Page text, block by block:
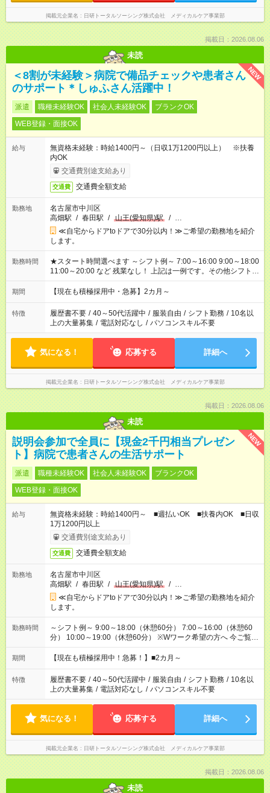
掲載元企業名 日研トータルソーシング株式会社 メディカルケア事業部
掲載日：2026.08.06
未読
NEW
＜8割が未経験＞病院で備品チェックや患者さん
のサポート＊しゅふさん活躍中！
派遣 職種未経験OK 社会人未経験OK
ブランクOK
WEB登録・面接OK
給与
無資格未経験：時給1400円～（日収1万1200円以上） ※扶養
内OK
交通費別途支給あり
交通費 交通費全額支給
勤務地
名古屋市中川区
高畑駅 / 春田駅 / 山王(愛知県)駅 / …
≪自宅からドアtoドアで30分以内！≫ご希望の勤務地を紹介
します。
勤務時間
★スタート時間選べます ～シフト例～ 7:00～16:00 9:00～18:00
11:00～20:00 など 残業なし！ 上記は一例です。その他シフトも
ご相談ください。 ※Wワークの場合当社と合わせて法定労働時
間が週40時間を超えなければOK
期間 【現在も積極採用中・急募】2カ月～
特徴 履歴書不要 / 40～50代活躍中 / 服装自由 / シフト勤務 / 10名以
上の大量募集 / 電話対応なし / パソコンスキル不要
気になる！ 応募する 詳細へ
掲載元企業名 日研トータルソーシング株式会社 メディカルケア事業部
掲載日：2026.08.06
未読
NEW
説明会参加で全員に【現金2千円相当プレゼン
ト】病院で患者さんの生活サポート
派遣 職種未経験OK 社会人未経験OK
ブランクOK
WEB登録・面接OK
給与
無資格未経験：時給1400円～ ■週払いOK ■扶養内OK ■日収
1万1200円以上
交通費別途支給あり
交通費 交通費全額支給
勤務地
名古屋市中川区
高畑駅 / 春田駅 / 山王(愛知県)駅 / …
≪自宅からドアtoドアで30分以内！≫ご希望の勤務地を紹介
します。
勤務時間
～シフト例～ 9:00～18:00（休憩60分） 7:00～16:00（休憩60
分） 10:00～19:00（休憩60分） ※Wワーク希望の方へ 今ご覧の
お仕事で希望する勤務時間と、もう1つのお仕事の勤務時間の合
計が 週40時間を超えなければOKです。
期間 【現在も積極採用中！急募！】■2カ月～
特徴 履歴書不要 / 40～50代活躍中 / 服装自由 / シフト勤務 / 10名以
上の大量募集 / 電話対応なし / パソコンスキル不要
気になる！ 応募する 詳細へ
掲載元企業名 日研トータルソーシング株式会社 メディカルケア事業部
掲載日：2026.08.06
未読